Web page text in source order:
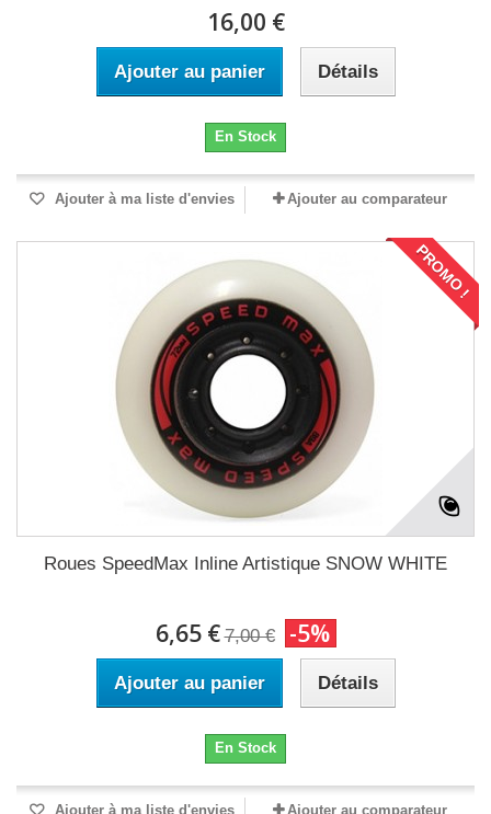
16,00 €
Ajouter au panier Détails
En Stock
Ajouter à ma liste d'envies Ajouter au comparateur
PROMO !
Roues SpeedMax Inline Artistique SNOW WHITE
6,65 € 7,00 € -5%
Ajouter au panier Détails
En Stock
Ajouter à ma liste d'envies Ajouter au comparateur